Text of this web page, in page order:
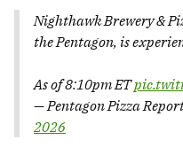
Nighthawk Brewery &
the Pentagon, is
As of 8:10pm ET
— Pentagon Pizza
2026